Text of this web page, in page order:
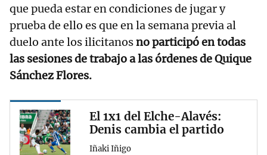
que pueda estar en condiciones de jugar y
prueba de ello es que en la semana previa al
duelo ante los ilicitanosno participó en todas
las sesiones de trabajo a las órdenes de Quique
Sánchez Flores.
El 1x1 del Elche-Alavés:
Denis cambia el partido
Iñaki Iñigo